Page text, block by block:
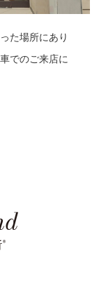
た場所にあり
でのご来店に